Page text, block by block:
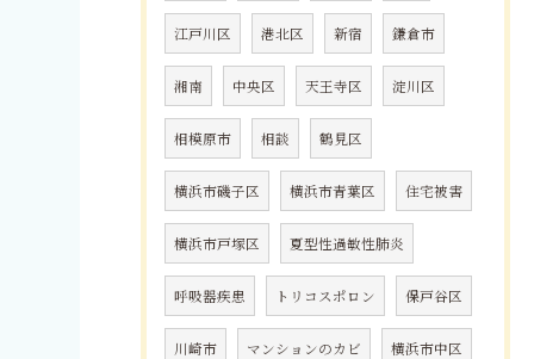
江戸川区 港北区 新宿 鎌倉市
湘南 中央区 天王寺区 淀川区
相模原市 相談 鶴見区
横浜市磯子区 横浜市青葉区 住宅被害
横浜市戸塚区 夏型性過敏性肺炎
呼吸器疾患 トリコスポロン 保戸谷区
川崎市 マンションのカビ 横浜市中区